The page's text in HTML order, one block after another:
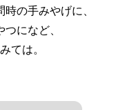
の手みやげに、
になど、
ては。